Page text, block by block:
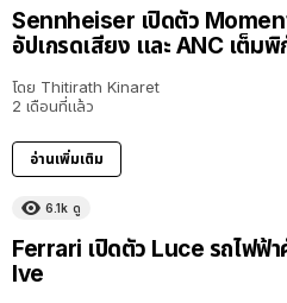
Sennheiser เปิดตัว
อัปเกรดเสียง และ ANC เต็มพิ
โดย Thitirath Kinaret
2 เดือนที่แล้ว
อ่านเพิ่มเติม
6.1k ดู
Ferrari เปิดตัว Luce รถไฟฟ้
Ive